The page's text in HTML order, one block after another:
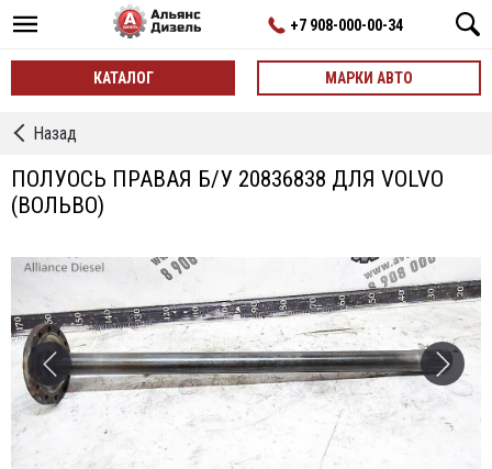
+7 908-000-00-34
КАТАЛОГ МАРКИ АВТО
←Назад
ПОЛУОСЬ ПРАВАЯ Б/У 20836838 ДЛЯ VOLVO
(ВОЛЬВО)